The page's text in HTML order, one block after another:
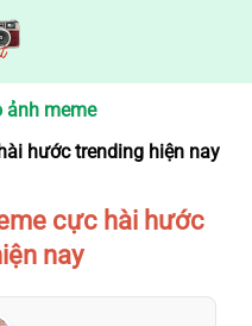
ảnh meme
hước trending hiện nay
cực hài hước
nay